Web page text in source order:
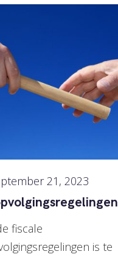
21, 2023
fiscale
is te